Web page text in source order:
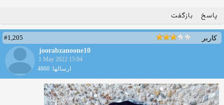
پاسخ بازگفت
کاربر
#1,205
joorabzanoone10
1 May 2022 15:04
ارسالها: 4860